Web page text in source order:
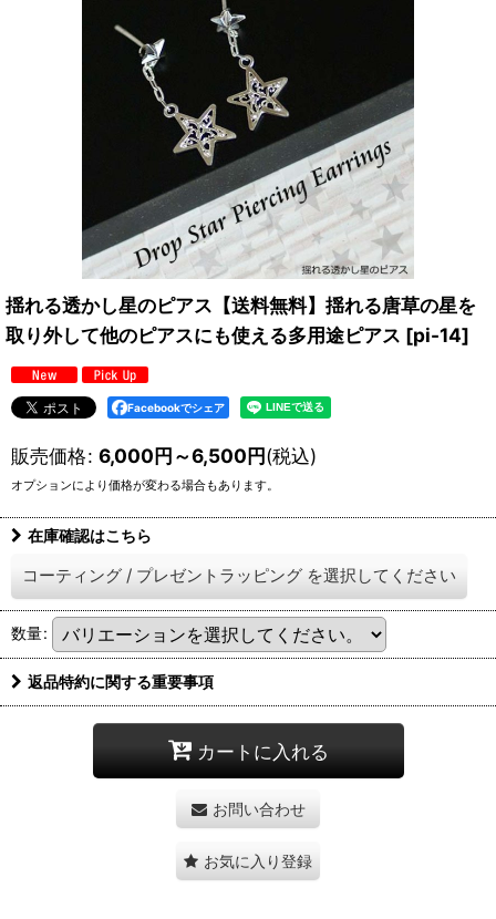
揺れる透かし星のピアス【送料無料】揺れる唐草の星を
取り外して他のピアスにも使える多用途ピアス [pi-14]
Facebookでシェア
販売価格: 6,000円～6,500円(税込)
オプションにより価格が変わる場合もあります。
在庫確認はこちら
コーティング / プレゼントラッピング を選択してください
数量:
返品特約に関する重要事項
カートに入れる
お問い合わせ
お気に入り登録